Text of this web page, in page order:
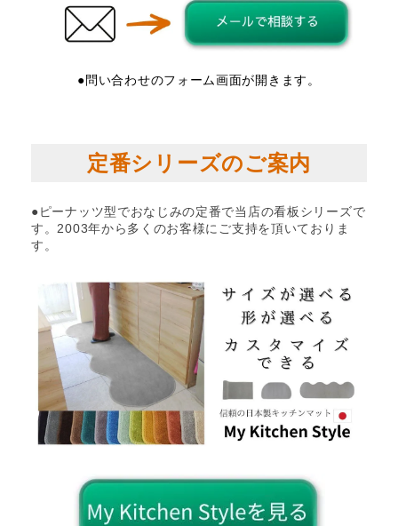
●問い合わせのフォーム画面が開きます。
定番シリーズのご案内
●ピーナッツ型でおなじみの定番で当店の看板シリーズで
す。2003年から多くのお客様にご支持を頂いておりま
す。